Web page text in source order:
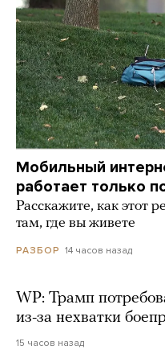
Мобильный
работает только
Расскажите, как этот
там, где вы живете
РАЗБОР 14 часов назад
WP: Трамп
из-за нехватки
15 часов назад